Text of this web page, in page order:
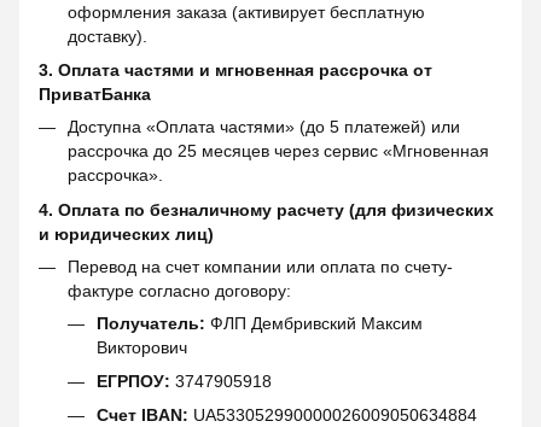
оформления заказа (активирует бесплатную
доставку).
3. Оплата частями и мгновенная рассрочка от
ПриватБанка
Доступна «Оплата частями» (до 5 платежей) или
рассрочка до 25 месяцев через сервис «Мгновенная
рассрочка».
4. Оплата по безналичному расчету (для физических
и юридических лиц)
Перевод на счет компании или оплата по счету-
фактуре согласно договору:
Получатель: ФЛП Дембривский Максим
Викторович
ЕГРПОУ: 3747905918
Счет IBAN: UA533052990000026009050634884